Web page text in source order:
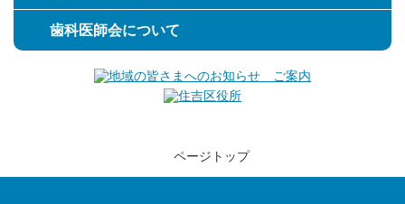
歯科医師会について
ページトップ